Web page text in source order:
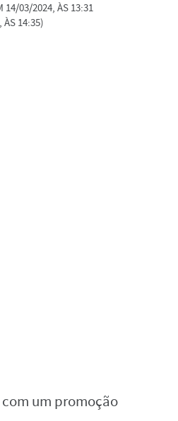
14/03/2024, ÀS 13:31
ÀS 14:35)
um promoção